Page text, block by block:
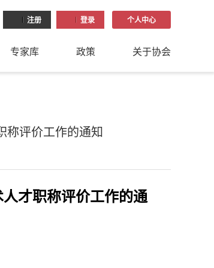
注册 登录 个人中心
专家库 政策 关于协会
称评价工作的通知
才职称评价工作的通